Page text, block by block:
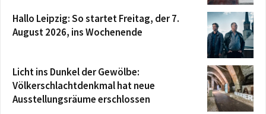
Hallo Leipzig: So startet Freitag, der 7.
August 2026, ins Wochenende
Licht ins Dunkel der Gewölbe:
Völkerschlachtdenkmal hat neue
Ausstellungsräume erschlossen